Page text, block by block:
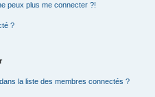
peux plus me connecter ?!
?
la liste des membres connectés ?